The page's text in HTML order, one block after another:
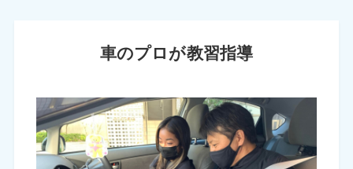
車のプロが教習指導